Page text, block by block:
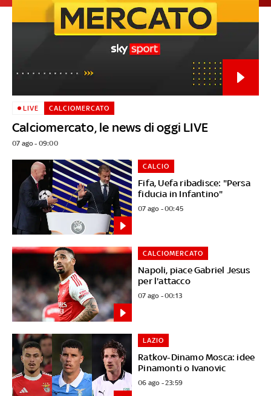
Calciomercato, le news di oggi LIVE
LIVE CALCIOMERCATO
07 ago - 09:00
Fifa, Uefa ribadisce: "Persa
fiducia in Infantino"
CALCIO
07 ago - 00:45
Napoli, piace Gabriel Jesus
per l'attacco
CALCIOMERCATO
07 ago - 00:13
Ratkov-Dinamo Mosca: idee
Pinamonti o Ivanovic
LAZIO
06 ago - 23:59